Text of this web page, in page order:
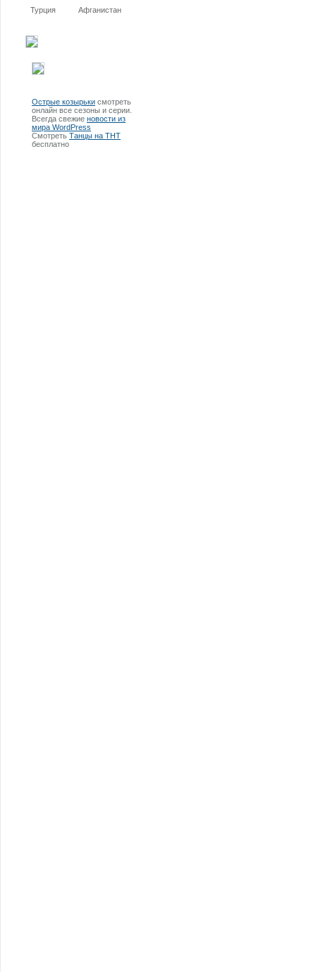
Турция Афганистан
Острые козырьки смотреть
онлайн все сезоны и серии.
Всегда свежие новости из
мира WordPress
Смотреть Танцы на ТНТ
бесплатно